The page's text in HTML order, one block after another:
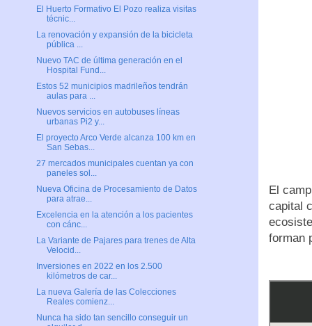
El
capital
forman
El Huerto Formativo El Pozo realiza visitas
técnic...
La renovación y expansión de la bicicleta
pública ...
Nuevo TAC de última generación en el
Hospital Fund...
Estos 52 municipios madrileños tendrán
aulas para ...
Nuevos servicios en autobuses líneas
urbanas Pi2 y...
El proyecto Arco Verde alcanza 100 km en
San Sebas...
27 mercados municipales cuentan ya con
paneles sol...
Nueva Oficina de Procesamiento de Datos
para atrae...
Excelencia en la atención a los pacientes
con cánc...
La Variante de Pajares para trenes de Alta
Velocid...
Inversiones en 2022 en los 2.500
kilómetros de car...
La nueva Galería de las Colecciones
Reales comienz...
Nunca ha sido tan sencillo conseguir un